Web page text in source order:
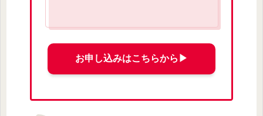
お申し込みはこちらから▶︎